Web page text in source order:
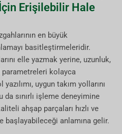
Erişilebilir Hale
en büyük
basitleştirmeleridir.
elle yazmak yerine, uzunluk,
kolayca
uygun takım yollarını
sınırlı işleme deneyimine
ahşap parçaları hızlı ve
başlayabileceği anlamına gelir.